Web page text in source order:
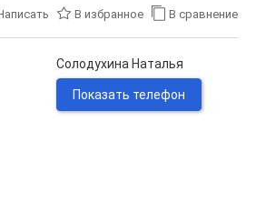
В избранное В сравнение
Солодухина Наталья
Показать телефон